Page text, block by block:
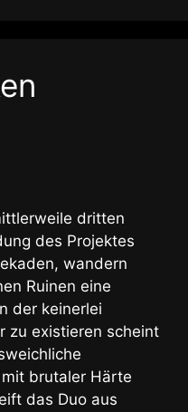
dritten
des Projektes
wandern
Ruinen eine
der keinerlei
zu existieren scheint
brutaler Härte
das Duo aus